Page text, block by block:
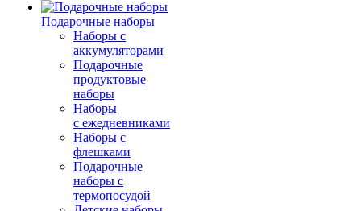
Подарочные наборы
Наборы с
аккумуляторами
Подарочные
продуктовые
наборы
Наборы
с ежедневниками
Наборы с
флешками
Подарочные
наборы с
термопосудой